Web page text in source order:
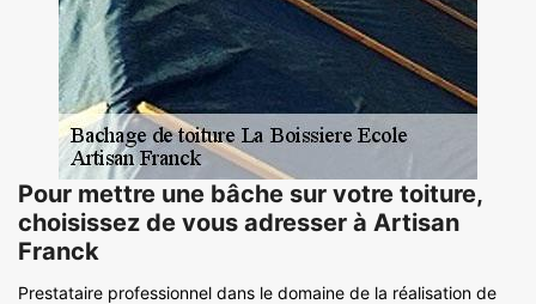
Pour mettre une bâche sur votre toiture,
choisissez de vous adresser à Artisan
Franck
Prestataire professionnel dans le domaine de la réalisation de